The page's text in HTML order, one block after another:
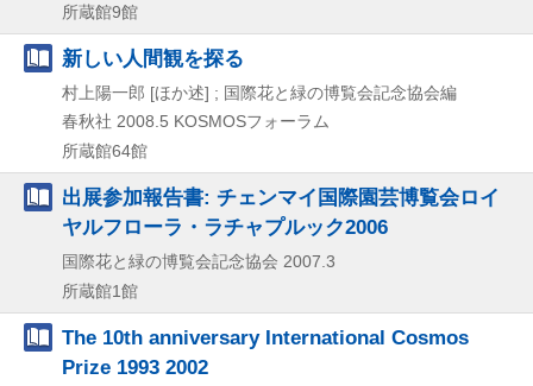
所蔵館9館
新しい人間観を探る
村上陽一郎 [ほか述] ; 国際花と緑の博覧会記念協会編
春秋社 2008.5 KOSMOSフォーラム
所蔵館64館
出展参加報告書: チェンマイ国際園芸博覧会ロイ
ヤルフローラ・ラチャプルック2006
国際花と緑の博覧会記念協会 2007.3
所蔵館1館
The 10th anniversary International Cosmos
Prize 1993 2002